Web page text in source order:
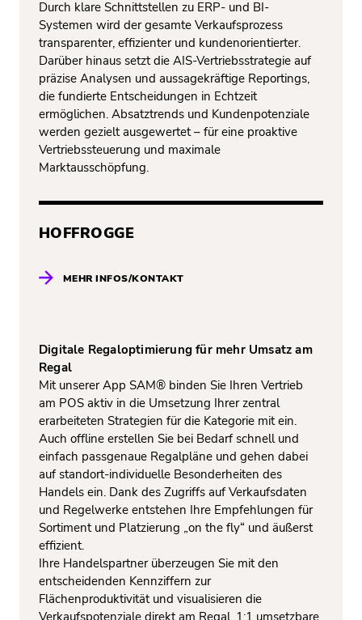
Durch klare Schnittstellen zu ERP- und BI-
Systemen wird der gesamte Verkaufsprozess
transparenter, effizienter und kundenorientierter.
Darüber hinaus setzt die AIS-Vertriebsstrategie auf
präzise Analysen und aussagekräftige Reportings,
die fundierte Entscheidungen in Echtzeit
ermöglichen. Absatztrends und Kundenpotenziale
werden gezielt ausgewertet – für eine proaktive
Vertriebssteuerung und maximale
Marktausschöpfung.
HOFFROGGE
MEHR INFOS/KONTAKT
Digitale Regaloptimierung für mehr Umsatz am
Regal
Mit unserer App SAM® binden Sie Ihren Vertrieb
am POS aktiv in die Umsetzung Ihrer zentral
erarbeiteten Strategien für die Kategorie mit ein.
Auch offline erstellen Sie bei Bedarf schnell und
einfach passgenaue Regalpläne und gehen dabei
auf standort-individuelle Besonderheiten des
Handels ein. Dank des Zugriffs auf Verkaufsdaten
und Regelwerke entstehen Ihre Empfehlungen für
Sortiment und Platzierung „on the fly“ und äußerst
effizient.
Ihre Handelspartner überzeugen Sie mit den
entscheidenden Kennziffern zur
Flächenproduktivität und visualisieren die
Verkaufspotenziale direkt am Regal. 1:1 umsetzbare